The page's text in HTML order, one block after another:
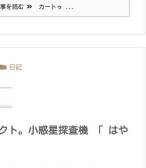
を読む カートゥ ...
日記
ト。小惑星探査機 「 はや